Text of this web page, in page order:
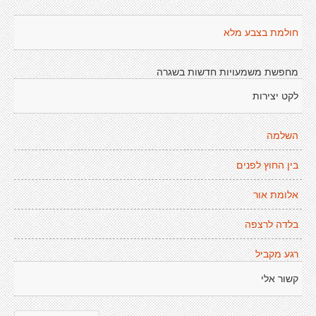
חולמת בצבע מלא
מחפשת משמעויות חדשות בשגרה
לקט יצירות
השלמה
בין החוץ לפנים
אלומת אור
בלדה לרצפה
רגע מקביל
קשור אלי